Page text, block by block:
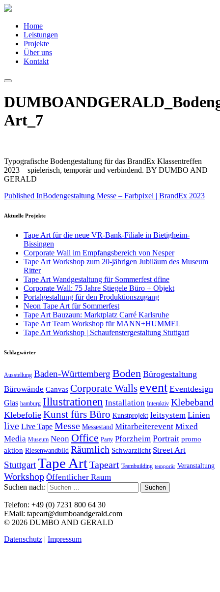
Home
Leistungen
Projekte
Über uns
Kontakt
Art_7
Typografische Bodengestaltung für das BrandEx Klassentreffen
2023 – spielerisch, temporär und verbindend. BY DUMBO AND
GERALD
Published InBodengestaltung Messe – Farbpixel | BrandEx 2023
Aktuelle Projekte
Tape Art für die neue VR-Bank-Filiale in Bietigheim-
Bissingen
Corporate Wall im Empfangsbereich von Nesper
Tape Art Workshop zum 20-jährigen Jubiläum des Museum
Ritter
Tape Art Wandgestaltung für Sommerfest dfine
Corporate Wall: 75 Jahre Stiegele Büro + Objekt
Portalgestaltung für den Produktionszugang
Neon Tape Art für Sommerfest
Tape Art Bauzaun: Marktplatz Carré Karlsruhe
Tape Art Team Workshop für MANN+HUMMEL
Tape Art Workshop | Schaufenstergestaltung Stuttgart
Schlagwörter
Ausstellung Baden-Württemberg Boden Bürogestaltung
Bürowände Canvas Corporate Walls event Eventdesign
Glas hamburg Illustrationen Installation Interaktiv Klebeband
Klebefolie Kunst fürs Büro Kunstprojekt leitsystem Linien
live Live Tape Messe Messestand Mitarbeiterevent Mixed
Media Museum Neon Office Party Pforzheim Portrait promo
aktion Riesenwandbild Räumlich Schwarzlicht Street Art
StuttgartTape ArtTapeart Teambuilding temporär Veranstaltung
Workshop Öffentlicher Raum
Suchen nach:
Telefon: +49 (0) 7231 800 64 30
EMail: tapeart@dumboandgerald.com
© 2026 DUMBO AND GERALD
Datenschutz | Impressum